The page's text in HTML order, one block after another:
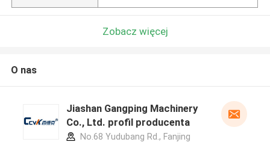
Zobacz więcej
O nas
Jiashan Gangping Machinery
Co., Ltd. profil producenta
No.68 Yudubang Rd., Fanjing